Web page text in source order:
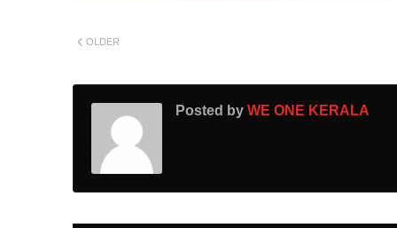
OLDER
Posted by WE ONE KERALA